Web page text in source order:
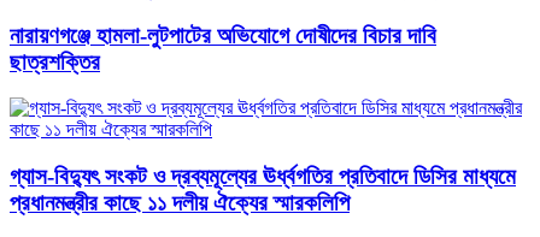
নারায়ণগঞ্জে হামলা-লুটপাটের অভিযোগে দোষীদের বিচার দাবি
ছাত্রশক্তির
গ্যাস-বিদ্যুৎ সংকট ও দ্রব্যমূল্যের ঊর্ধ্বগতির প্রতিবাদে ডিসির মাধ্যমে
প্রধানমন্ত্রীর কাছে ১১ দলীয় ঐক্যের স্মারকলিপি